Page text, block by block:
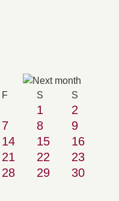
F S S
1
2
7 8
9
14 15
16
21 22
23
28 29
30